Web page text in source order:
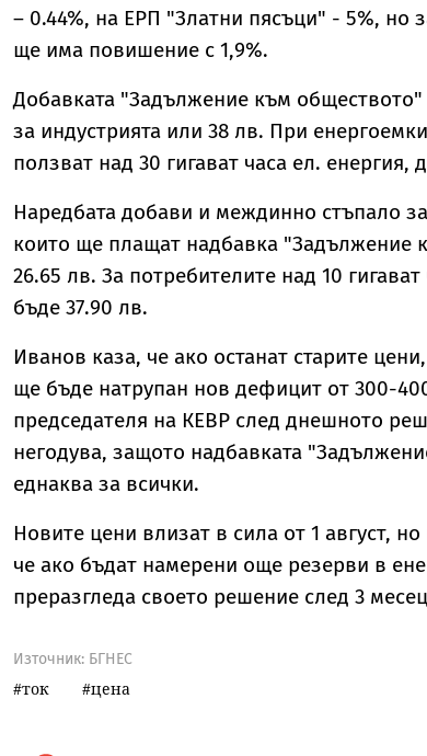
– 0.44%, на ЕРП "Златни пясъци" - 5%, но
ще има повишение с 1,9%.
Добавката "Задължение към
за индустрията или 38 лв. При
ползват над 30 гигават часа ел. енергия,
Наредбата добави и междинно стъпало
които ще плащат надбавка "Задължение
26.65 лв. За потребителите над 10
бъде 37.90 лв.
Иванов каза, че ако останат старите
ще бъде натрупан нов дефицит от 300-
председателя на КЕВР след днешното
негодува, защото надбавката
еднаква за всички.
Новите цени влизат в сила от 1 август,
че ако бъдат намерени още резерви в
преразгледа своето решение след 3
Източник: БГНЕС
ток цена